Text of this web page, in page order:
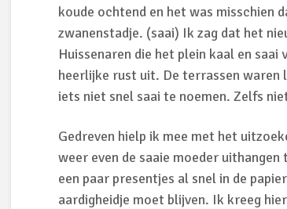
koude ochtend en het was misschien
zwanenstadje. (saai) Ik zag dat het
Huissenaren die het plein kaal en
heerlijke rust uit. De terrassen waren
iets niet snel saai te noemen. Zelfs
Gedreven hielp ik mee met het
weer even de saaie moeder
een paar presentjes al snel in de
aardigheidje moet blijven. Ik kreeg